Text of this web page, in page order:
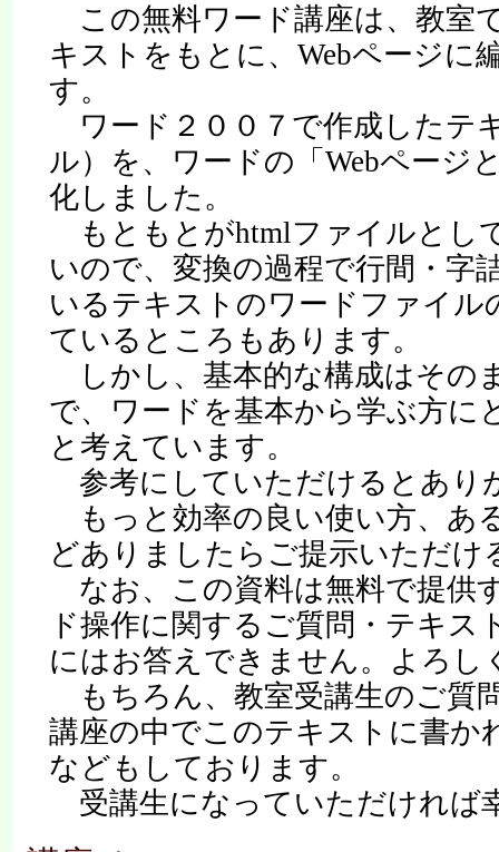
この無料ワード講座は、教室
キストをもとに、Webページに
す。
ワード２００７で作成したテ
ル）を、ワードの「Webページ
化しました。
もともとがhtmlファイルとし
いので、変換の過程で行間・字
いるテキストのワードファイル
ているところもあります。
しかし、基本的な構成はその
で、ワードを基本から学ぶ方に
と考えています。
参考にしていただけるとあり
もっと効率の良い使い方、あ
どありましたらご提示いただけ
なお、この資料は無料で提供
ド操作に関するご質問・テキス
にはお答えできません。よろし
もちろん、教室受講生のご質
講座の中でこのテキストに書か
などもしております。
受講生になっていただければ